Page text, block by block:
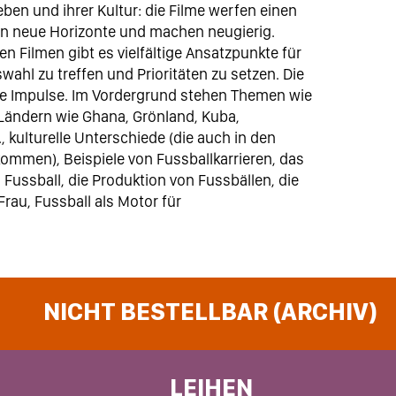
und ihrer Kultur: die Filme werfen einen
neue Horizonte und machen neugierig.
Filmen gibt es vielfältige Ansatzpunkte für
zu treffen und Prioritäten zu setzen. Die
Impulse. Im Vordergrund stehen Themen wie
wie Ghana, Grönland, Kuba,
kulturelle Unterschiede (die auch in den
Beispiele von Fussballkarrieren, das
die Produktion von Fussbällen, die
Fussball als Motor für
LEIHEN
NICHT BESTELLBAR (ARCHIV)